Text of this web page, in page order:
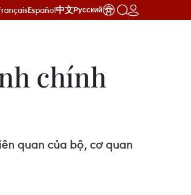
Español中文Русский
chính
quan của bộ, cơ quan